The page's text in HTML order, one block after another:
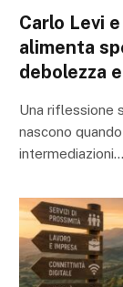
Carlo Levi
alimenta
debolezza
Una riflessione
nascono
intermediazioni…